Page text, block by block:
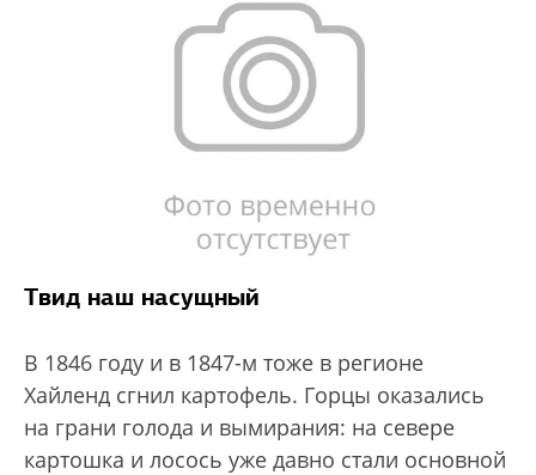
Твид наш насущный
В 1846 году и в 1847-м тоже в регионе
Хайленд сгнил картофель. Горцы оказались
на грани голода и вымирания: на севере
картошка и лосось уже давно стали основной